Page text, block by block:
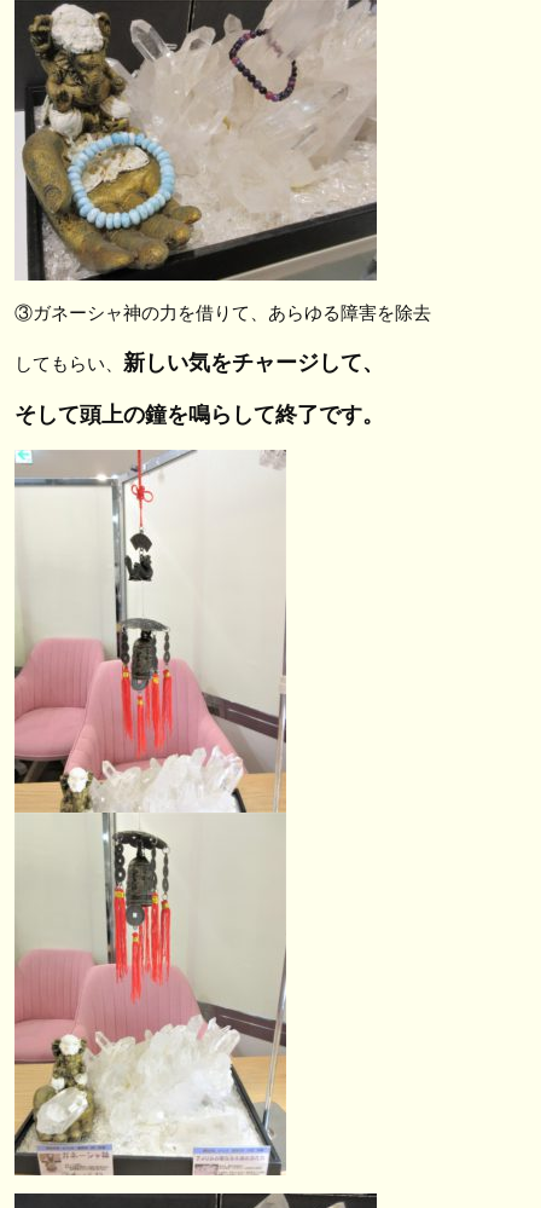
③ガネーシャ神の力を借りて、あらゆる障害を除去
してもらい、 新しい気をチャージして、
そして頭上の鐘を鳴らして終了です。